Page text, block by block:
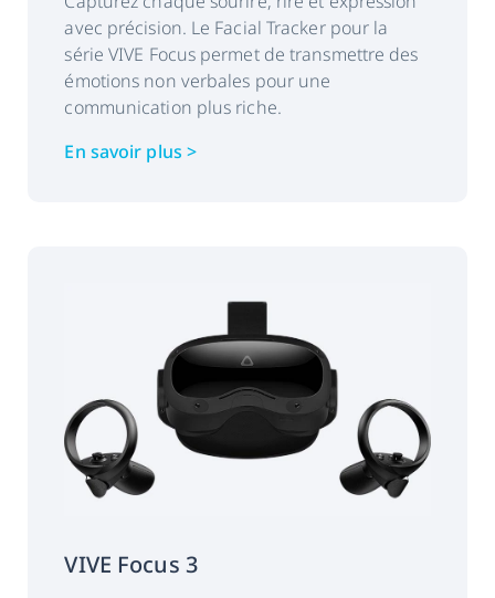
Sortie de données :
Horodateur
Origine du regard
Direction du regard
Position de la pupille
en-un à venir.
Compatibilité avec
les moteurs SDK :
Unity, Unreal
avec précision. Le Facial Tracker pour la
série VIVE Focus permet de transmettre des
émotions non verbales pour une
communication plus riche.
En savoir plus >
VIVE Focus 3